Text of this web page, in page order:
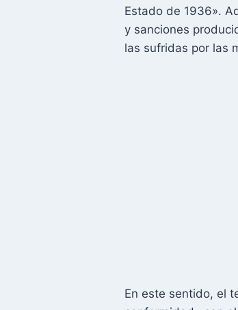
Estado de 1936».
y sanciones
las sufridas por las
En este sentido, el